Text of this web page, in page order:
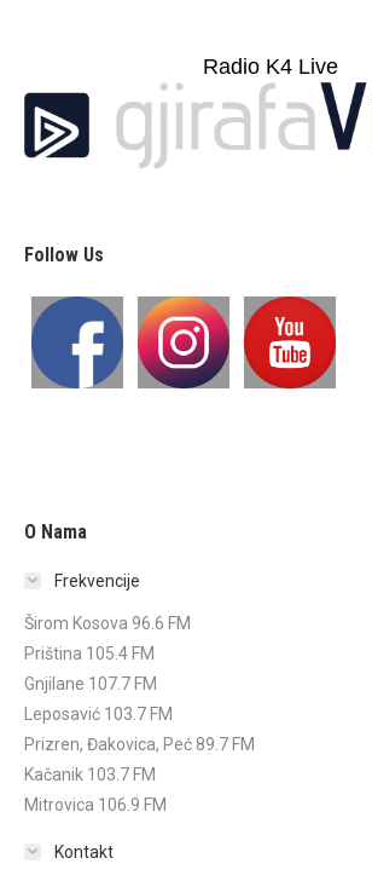
Radio K4 Live
Follow Us
O Nama
Frekvencije
Širom Kosova 96.6 FM
Priština 105.4 FM
Gnjilane 107.7 FM
Leposavić 103.7 FM
Prizren, Đakovica, Peć 89.7 FM
Kačanik 103.7 FM
Mitrovica 106.9 FM
Kontakt